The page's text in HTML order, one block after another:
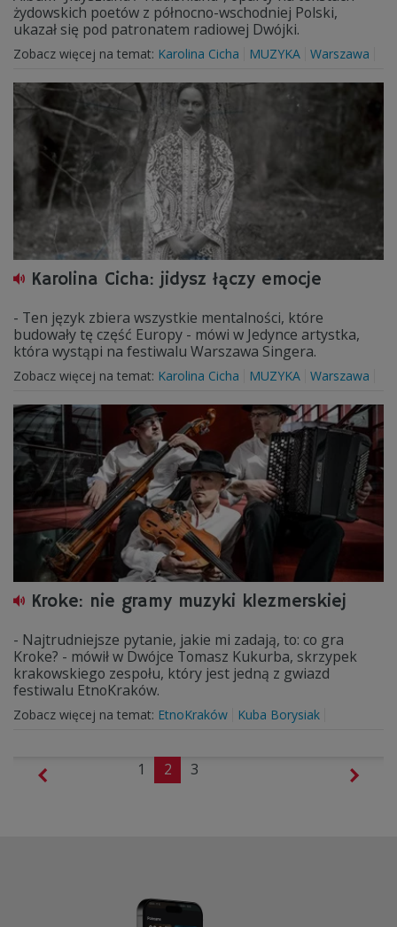
żydowskich poetów z północno-wschodniej Polski,
ukazał się pod patronatem radiowej Dwójki.
Zobacz więcej na temat: Karolina Cicha MUZYKA Warszawa
Karolina Cicha: jidysz łączy emocje
- Ten język zbiera wszystkie mentalności, które
budowały tę część Europy - mówi w Jedynce artystka,
która wystąpi na festiwalu Warszawa Singera.
Zobacz więcej na temat: Karolina Cicha MUZYKA Warszawa
Kroke: nie gramy muzyki klezmerskiej
- Najtrudniejsze pytanie, jakie mi zadają, to: co gra
Kroke? - mówił w Dwójce Tomasz Kukurba, skrzypek
krakowskiego zespołu, który jest jedną z gwiazd
festiwalu EtnoKraków.
Zobacz więcej na temat: EtnoKraków Kuba Borysiak
1 2 3